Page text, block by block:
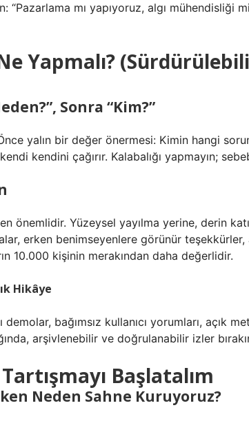
mı yapıyoruz, algı mühendisliği
Yapmalı?
Sonra “Kim?”
yalın bir değer önermesi: Kimin hangi
kendini çağırır. Kalabalığı yapmayın;
önemlidir. Yüzeysel yayılma yerine, derin
erken benimseyenlere görünür teşekkürler,
10.000 kişinin merakından daha değerlidir.
Hikâye
bağımsız kullanıcı yorumları, açık
arşivlenebilir ve doğrulanabilir izler
Başlatalım
Neden Sahne Kuruyoruz?